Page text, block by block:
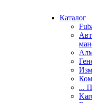
Каталог
...